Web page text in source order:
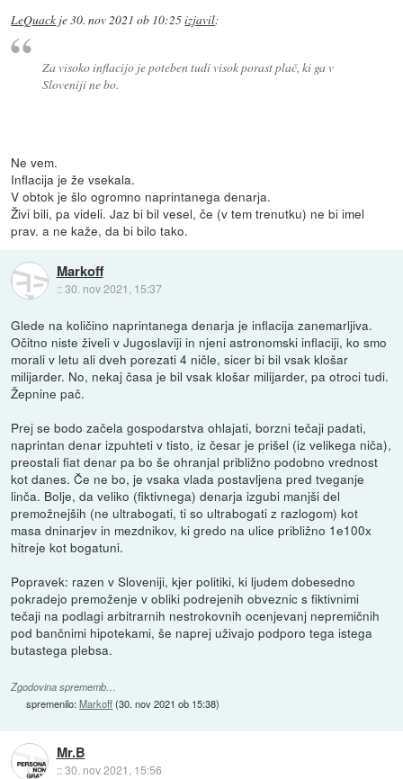
LeQuack je30. nov 2021 ob 10:25izjavil:
Za visoko inflacijo je poteben tudi visok porast plač, ki ga v
Sloveniji ne bo.
Ne vem.
Inflacija je že vsekala.
V obtok je šlo ogromno naprintanega denarja.
Živi bili, pa videli. Jaz bi bil vesel, če (v tem trenutku) ne bi imel
prav. a ne kaže, da bi bilo tako.
Markoff
::30. nov 2021, 15:37
Glede na količino naprintanega denarja je inflacija zanemarljiva.
Očitno niste živeli v Jugoslaviji in njeni astronomski inflaciji, ko smo
morali v letu ali dveh porezati 4 ničle, sicer bi bil vsak klošar
milijarder. No, nekaj časa je bil vsak klošar milijarder, pa otroci tudi.
Žepnine pač.
Prej se bodo začela gospodarstva ohlajati, borzni tečaji padati,
naprintan denar izpuhteti v tisto, iz česar je prišel (iz velikega niča),
preostali fiat denar pa bo še ohranjal približno podobno vrednost
kot danes. Če ne bo, je vsaka vlada postavljena pred tveganje
linča. Bolje, da veliko (fiktivnega) denarja izgubi manjši del
premožnejših (ne ultrabogati, ti so ultrabogati z razlogom) kot
masa dninarjev in mezdnikov, ki gredo na ulice približno 1e100x
hitreje kot bogatuni.
Popravek: razen v Sloveniji, kjer politiki, ki ljudem dobesedno
pokradejo premoženje v obliki podrejenih obveznic s fiktivnimi
tečaji na podlagi arbitrarnih nestrokovnih ocenjevanj nepremičnih
pod bančnimi hipotekami, še naprej uživajo podporo tega istega
butastega plebsa.
Zgodovina sprememb…
spremenilo:Markoff(30. nov 2021 ob 15:38)
Mr.B
::30. nov 2021, 15:56